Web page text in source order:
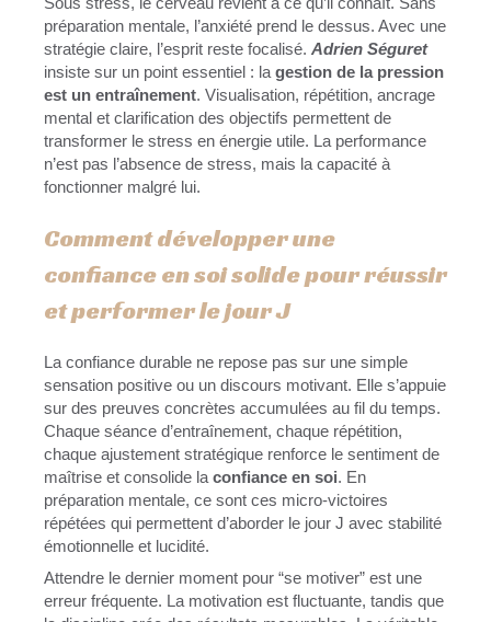
préparation mentale, l’anxiété prend le dessus. Avec une
stratégie claire, l’esprit reste focalisé. Adrien Séguret
insiste sur un point essentiel : la gestion de la pression
est un entraînement. Visualisation, répétition, ancrage
mental et clarification des objectifs permettent de
transformer le stress en énergie utile. La performance
n’est pas l’absence de stress, mais la capacité à
fonctionner malgré lui.
Comment développer une
confiance en soi solide pour réussir
et performer le jour J
La confiance durable ne repose pas sur une simple
sensation positive ou un discours motivant. Elle s’appuie
sur des preuves concrètes accumulées au fil du temps.
Chaque séance d’entraînement, chaque répétition,
chaque ajustement stratégique renforce le sentiment de
maîtrise et consolide la confiance en soi. En
préparation mentale, ce sont ces micro-victoires
répétées qui permettent d’aborder le jour J avec stabilité
émotionnelle et lucidité.
Attendre le dernier moment pour “se motiver” est une
erreur fréquente. La motivation est fluctuante, tandis que